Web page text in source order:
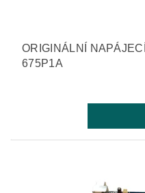
ORIGINÁLNÍ
675P1A